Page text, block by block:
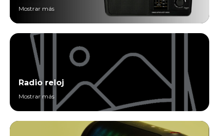
Mostrar más
Radio reloj
Mostrar más